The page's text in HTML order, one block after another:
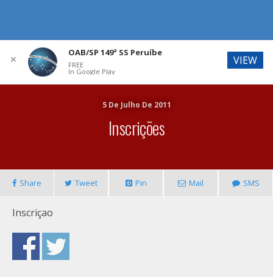
5 De Julho De 2011
Inscrições
Share Tweet Pin Mail SMS
Inscriçao
✕
OAB/SP 149ª SS Peruíbe
FREE
In Google Play
VIEW